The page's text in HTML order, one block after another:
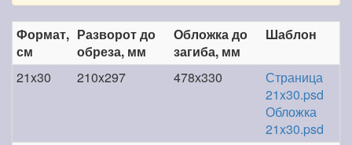
Формат,
см
Разворот до
обреза, мм
Обложка до
загиба, мм
Шаблон
21x30 210x297 478х330
Страница
21x30.psd
Обложка
21x30.psd